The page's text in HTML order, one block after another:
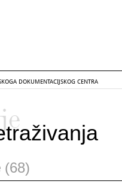
DOKUMENTACIJSKOG CENTRA
(68)